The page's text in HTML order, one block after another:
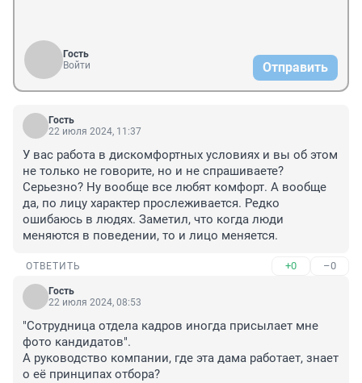
Гость
Войти
Отправить
Гость
22 июля 2024, 11:37
У вас работа в дискомфортных условиях и вы об этом
не только не говорите, но и не спрашиваете?
Серьезно? Ну вообще все любят комфорт. А вообще
да, по лицу характер прослеживается. Редко
ошибаюсь в людях. Заметил, что когда люди
меняются в поведении, то и лицо меняется.
ОТВЕТИТЬ +0 –0
Гость
22 июля 2024, 08:53
"Сотрудница отдела кадров иногда присылает мне
фото кандидатов".
А руководство компании, где эта дама работает, знает
о её принципах отбора?